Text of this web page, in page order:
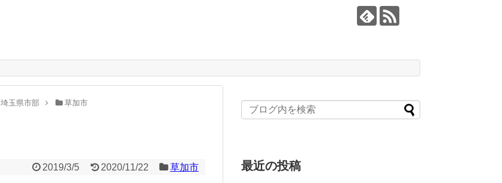
埼玉県市部 草加市
2019/3/5 2020/11/22 草加市 最近の投稿